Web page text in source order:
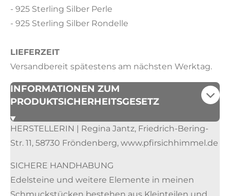
- 925 Sterling Silber Perle
- 925 Sterling Silber Rondelle
LIEFERZEIT
Versandbereit spätestens am nächsten Werktag.
INFORMATIONEN ZUM
PRODUKTSICHERHEITSGESETZ
HERSTELLERIN | Regina Jantz, Friedrich-Bering-
Str. 11, 58730 Fröndenberg, www.pfirsichhimmel.de
SICHERE HANDHABUNG
Edelsteine und weitere Elemente in meinen
Schmuckstücken bestehen aus Kleinteilen und